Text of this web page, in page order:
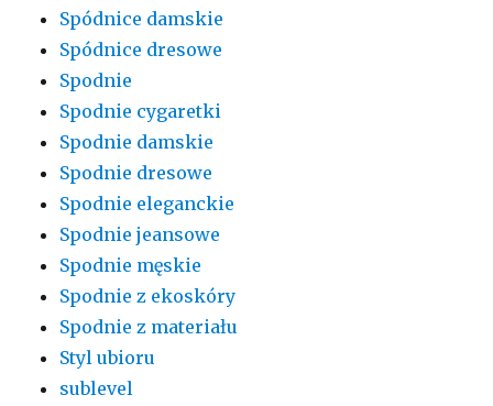
Spódnice damskie
Spódnice dresowe
Spodnie
Spodnie cygaretki
Spodnie damskie
Spodnie dresowe
Spodnie eleganckie
Spodnie jeansowe
Spodnie męskie
Spodnie z ekoskóry
Spodnie z materiału
Styl ubioru
sublevel